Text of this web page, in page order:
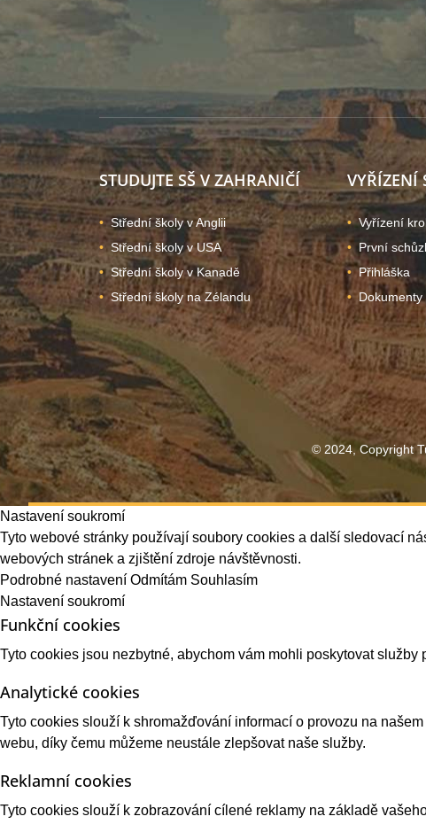
STUDUJTE SŠ V ZAHRANIČÍ
Střední školy v Anglii
Střední školy v USA
Střední školy v Kanadě
Střední školy na Zélandu
VYŘÍZENÍ
Vyřízení
První
Přihláška
© 2024, Copyright
Nastavení soukromí
Tyto webové stránky používají soubory cookies a další sledovací
webových stránek a zjištění zdroje návštěvnosti.
Podrobné nastavení Odmítám Souhlasím
Nastavení soukromí
Funkční cookies
Tyto cookies jsou nezbytné, abychom vám mohli poskytovat služby
Analytické cookies
Tyto cookies slouží k shromažďování informací o provozu na
webu, díky čemu můžeme neustále zlepšovat naše služby.
Reklamní cookies
Tyto cookies slouží k zobrazování cílené reklamy na základě